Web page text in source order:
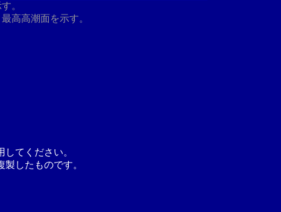
。
高高潮面を示す。
てください。
したものです。